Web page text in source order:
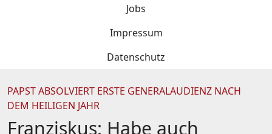
Jobs
Impressum
Datenschutz
PAPST ABSOLVIERT ERSTE GENERALAUDIENZ NACH
DEM HEILIGEN JAHR
Franziskus: Habe auch